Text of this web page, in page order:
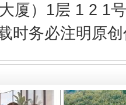
厦）1层 1 2 1
时务必注明原